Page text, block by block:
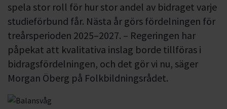
spela stor roll för hur stor andel av bidraget varje
studieförbund får. Nästa år görs fördelningen för
treårsperioden 2025–2027. – Regeringen har
påpekat att kvalitativa inslag borde tillföras i
bidragsfördelningen, och det gör vi nu, säger
Morgan Öberg på Folkbildningsrådet.